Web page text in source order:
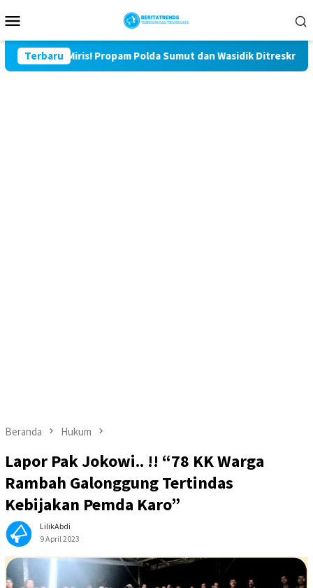
ke
Mobile
Terbaru
Miris! Propam Polda Sumut dan Wasidik Ditreskrimum Diduga
Beranda Hukum
Lapor Pak Jokowi.. !! “78 KK Warga
Rambah Galonggung Tertindas
Kebijakan Pemda Karo”
LilikAbdi
9 April 2023